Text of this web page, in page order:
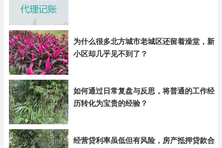
为什么很多北方城市老城区还留着澡堂，新
小区却几乎见不到了？
如何通过日常复盘与反思，将普通的工作经
历转化为宝贵的经验？
经营贷利率虽低但有风险，房产抵押贷款合